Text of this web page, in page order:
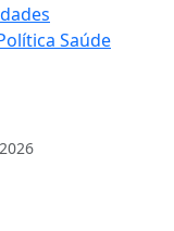
Saúde